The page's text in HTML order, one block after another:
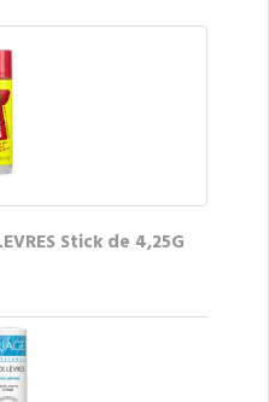
Stick de 4,25G